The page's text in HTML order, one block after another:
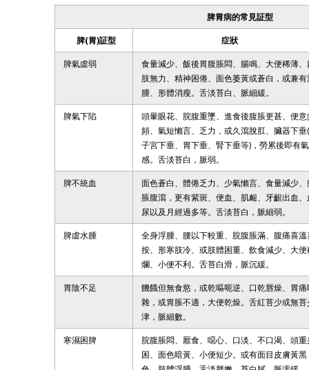
脾胃病的常見証型
脾(胃)証型
症狀
脾氣虛弱
食量減少、飯後胃腹脹悶、腸鳴、大便稀薄、
肢無力、精神困倦、面色萎黃或蒼白，或兼有
腫、形體消瘦。舌淡苔白、脈細緩。
脾氣下陷
頭暈眼花、脘腹重墜、進食後腹脹更甚、便意
頻、氣短懶言、乏力，或久瀉脫肛、臟器下垂
子宮下垂、胃下垂、腎下垂等)，勞累後即有
感。舌淡苔白，脈弱。
脾不統血
面色蒼白、體倦乏力、少氣懶言、食量減少、
脹腹瀉，更有紫斑、便血、肌衄、牙齦出血、
尿以及月經過多等。舌淡苔白，脈細弱。
脾虛水腫
全身浮腫、腰以下較重、脘腹脹滿、腹痛喜溫
按、形寒肢冷、或肢體困重、飲食減少、大便
爛、小便不利。舌苔白滑，脈沉緩。
胃陰不足
饑餓但無食慾，或乾嘔呃逆、口乾唇燥、胃痛
雜，或胃脹不適，大便乾燥。舌紅苔少或無苔
津，脈細數。
寒濕困脾
脘腹脹悶、厭食、噁心、口淡、不口渴、頭重
困、面色暗黃、小便短少。或有面目皮膚黃黑